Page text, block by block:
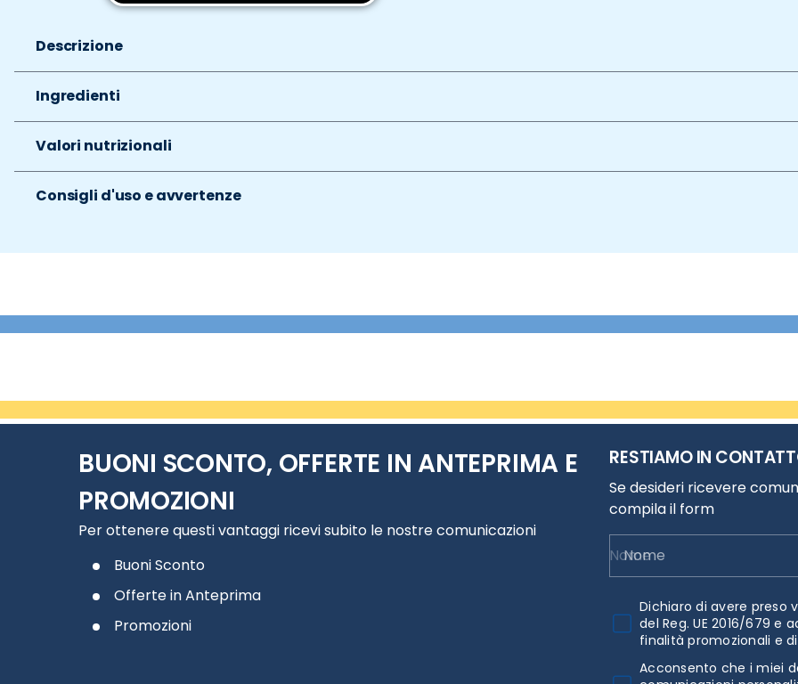
Descrizione
Ingredienti
Valori nutrizionali
Consigli d'uso e avvertenze
BUONI SCONTO, OFFERTE IN ANTEPRIMA E
PROMOZIONI
Per ottenere questi vantaggi ricevi subito le nostre comunicazioni
Buoni Sconto
Offerte in Anteprima
Promozioni
RESTIAMO IN
Se desideri ricevere
compila il form
Nome
Dichiaro di avere preso
del Reg. UE 2016/679
finalità promozionali e
Acconsento che i miei